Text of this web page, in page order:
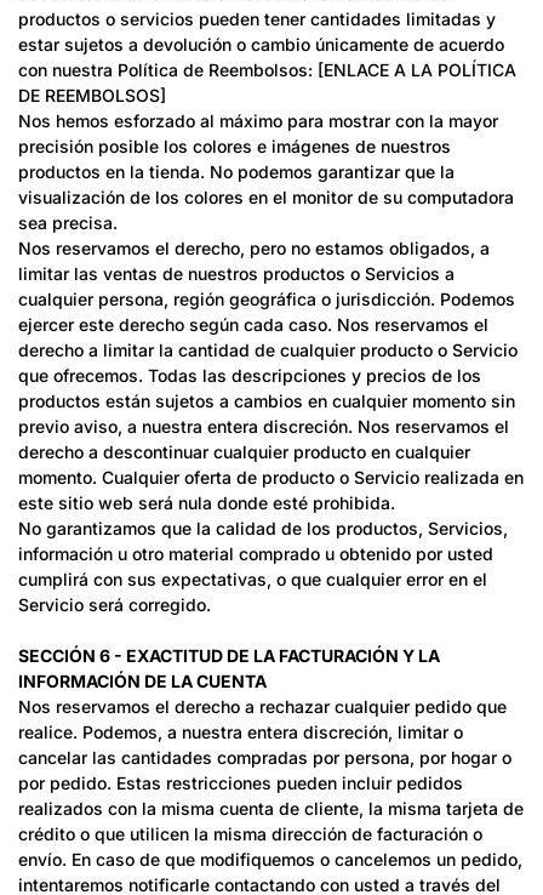
productos o servicios pueden tener cantidades limitadas y
estar sujetos a devolución o cambio únicamente de acuerdo
con nuestra Política de Reembolsos: [ENLACE A LA POLÍTICA
DE REEMBOLSOS]
Nos hemos esforzado al máximo para mostrar con la mayor
precisión posible los colores e imágenes de nuestros
productos en la tienda. No podemos garantizar que la
visualización de los colores en el monitor de su computadora
sea precisa.
Nos reservamos el derecho, pero no estamos obligados, a
limitar las ventas de nuestros productos o Servicios a
cualquier persona, región geográfica o jurisdicción. Podemos
ejercer este derecho según cada caso. Nos reservamos el
derecho a limitar la cantidad de cualquier producto o Servicio
que ofrecemos. Todas las descripciones y precios de los
productos están sujetos a cambios en cualquier momento sin
previo aviso, a nuestra entera discreción. Nos reservamos el
derecho a descontinuar cualquier producto en cualquier
momento. Cualquier oferta de producto o Servicio realizada en
este sitio web será nula donde esté prohibida.
No garantizamos que la calidad de los productos, Servicios,
información u otro material comprado u obtenido por usted
cumplirá con sus expectativas, o que cualquier error en el
Servicio será corregido.
SECCIÓN 6 - EXACTITUD DE LA FACTURACIÓN Y LA
INFORMACIÓN DE LA CUENTA
Nos reservamos el derecho a rechazar cualquier pedido que
realice. Podemos, a nuestra entera discreción, limitar o
cancelar las cantidades compradas por persona, por hogar o
por pedido. Estas restricciones pueden incluir pedidos
realizados con la misma cuenta de cliente, la misma tarjeta de
crédito o que utilicen la misma dirección de facturación o
envío. En caso de que modifiquemos o cancelemos un pedido,
intentaremos notificarle contactando con usted a través del